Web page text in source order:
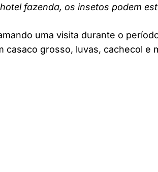
fazenda, os insetos podem
uma visita durante o
casaco grosso, luvas, cachecol e